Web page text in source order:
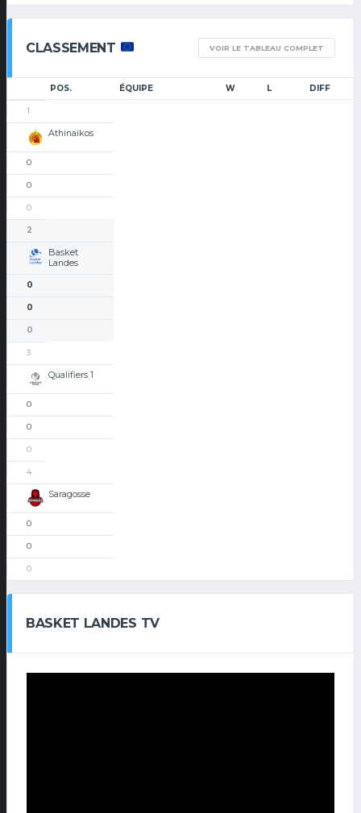
CLASSEMENT VOIR LE TABLEAU COMPLET
POS. ÉQUIPE W L DIFF
1
Athinaikos
0
0
0
2
Basket
Landes
0
0
0
3
Qualifiers 1
0
0
0
4
Saragosse
0
0
0
BASKET LANDES TV